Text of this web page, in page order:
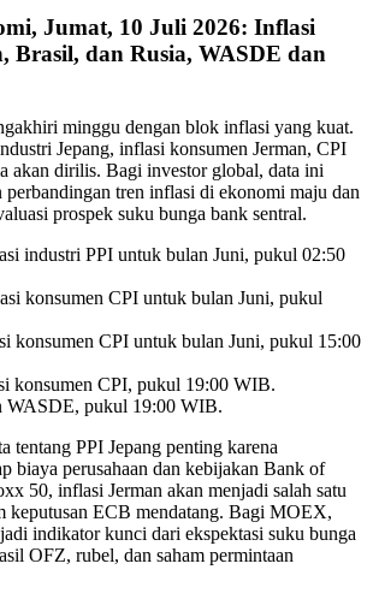
Jumat, 10 Juli 2026: Inflasi
Brasil, dan Rusia, WASDE dan
minggu dengan blok inflasi yang kuat.
Jepang, inflasi konsumen Jerman, CPI
akan dirilis. Bagi investor global, data ini
tren inflasi di ekonomi maju dan
prospek suku bunga bank sentral.
industri PPI untuk bulan Juni, pukul 02:50
konsumen CPI untuk bulan Juni, pukul
konsumen CPI untuk bulan Juni, pukul 15:00
konsumen CPI, pukul 19:00 WIB.
pukul 19:00 WIB.
tentang PPI Jepang penting karena
biaya perusahaan dan kebijakan Bank of
50, inflasi Jerman akan menjadi salah satu
keputusan ECB mendatang. Bagi MOEX,
indikator kunci dari ekspektasi suku bunga
OFZ, rubel, dan saham permintaan